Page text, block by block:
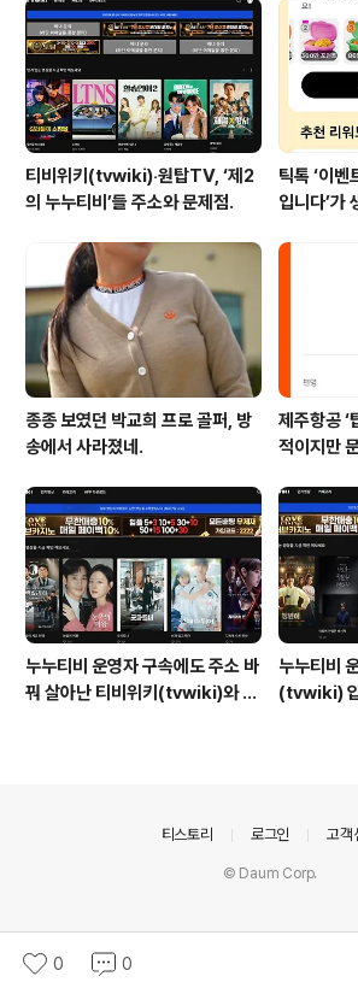
티비위키(tvwiki)‧원탑TV, ‘제2
의 누누티비’들 주소와 문제점.
틱톡 ‘이벤
입니다’가
종종 보였던 박교희 프로 골퍼, 방
송에서 사라졌네.
제주항공 ‘
적이지만
누누티비 운영자 구속에도 주소 바
꿔 살아난 티비위키(tvwiki)와 티
누누티비
(tvwiki)
0 0
티스토리 로그인 고객
© Daum Corp.